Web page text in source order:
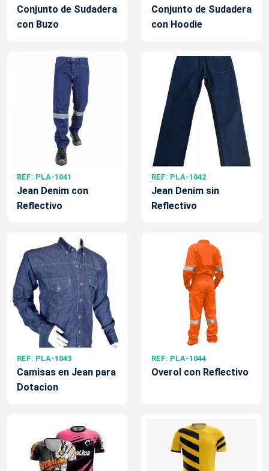
Conjunto de Sudadera
con Buzo
Conjunto de Sudadera
con Hoodie
REF: PLA-1041
Jean Denim con
Reflectivo
REF: PLA-1042
Jean Denim sin
Reflectivo
REF: PLA-1043
Camisas en Jean para
Dotacion
REF: PLA-1044
Overol con Reflectivo